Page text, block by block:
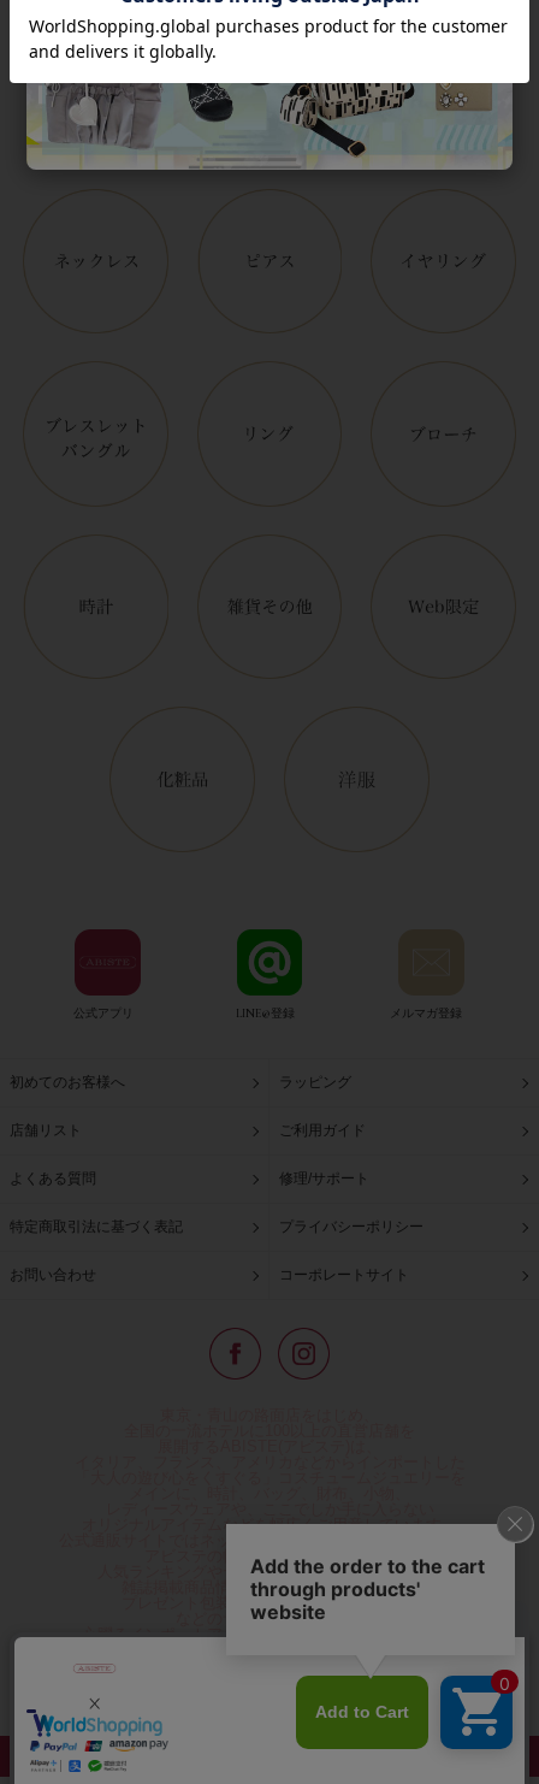
Category
アイテムカテゴリー
公式アプリ LINE@登録 メルマガ登録
初めてのお客様へ ラッピング
店舗リスト ご利用ガイド
よくある質問 修理/サポート
特定商取引法に基づく表記 プライバシーポリシー
お問い合わせ コーポレートサイト
オリジナルアイテムなどを幅広くご用意しています。
アビステの幅広い商品を取り揃え、
人気ランキングやテレビなどメディア着用商品、
雑誌掲載商品情報を紹介するコンテンツ、
プレゼント包装無料や独自のポイント還元
などのサービスをご提供。
心躍るインポートアクセサリーや時計、小物などで、
夢やときめきを与えられるよう願っています。
◆ギフトラッピング無料/11,000円以上のご注文で送料無料◆
©ABISTE WEB SHOP